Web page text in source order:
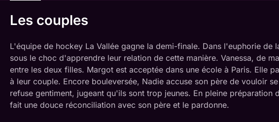
Les couples
L'équipe de hockey La Vallée gagne la demi-finale. Dans l'euphorie
sous le choc d'apprendre leur relation de cette manière. Vanessa, de
entre les deux filles. Margot est acceptée dans une école à Paris. Elle
à leur couple. Encore bouleversée, Nadie accuse son père de vouloir
refuse gentiment, jugeant qu'ils sont trop jeunes. En pleine
fait une douce réconciliation avec son père et le pardonne.